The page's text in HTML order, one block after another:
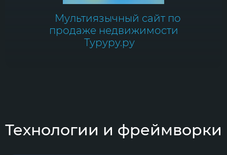
Мультиязычный сайт по
продаже недвижимости
Туруру.ру
Технологии и фреймворки